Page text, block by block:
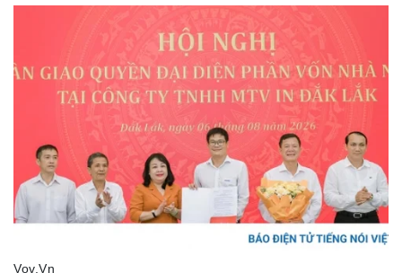
Tin nóng
Tư vấn luật
Quân sự - Quốc phòng
Vũ khí
Việt Nam
Phân tích